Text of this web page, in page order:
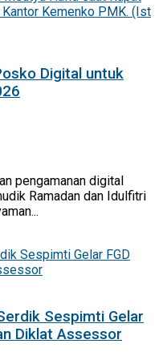
Digital untuk
pengamanan digital
Ramadan dan Idulfitri
Sespimti Gelar
Diklat Assessor